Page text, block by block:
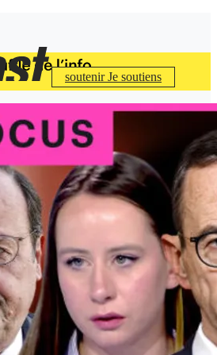
soutenirJe soutiens